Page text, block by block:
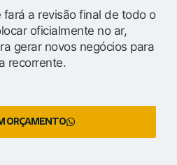
fará a revisão final de todo o
oficialmente no ar,
gerar novos negócios para
recorrente.
ORÇAMENTO